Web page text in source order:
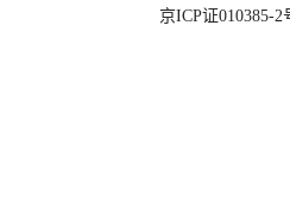
京ICP证010385-2